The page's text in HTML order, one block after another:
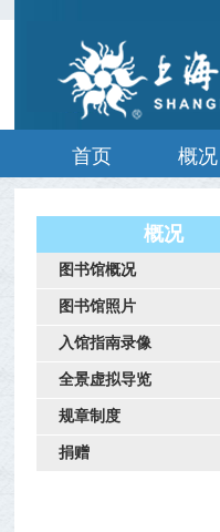
首页 概况
概况
图书馆概况
图书馆照片
入馆指南录像
全景虚拟导览
规章制度
捐赠